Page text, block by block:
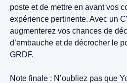
poste et de mettre en avant vos
expérience pertinente. Avec un
augmenterez vos chances de
d’embauche et de décrocher le
GRDF.
Note finale : N’oubliez pas que